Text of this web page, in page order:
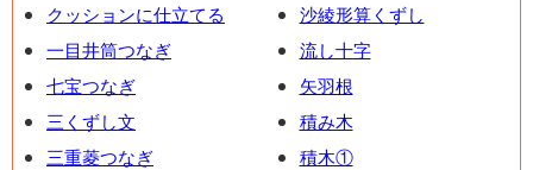
クッションに仕立てる
一目井筒つなぎ
七宝つなぎ
三くずし文
三重菱つなぎ
沙綾形算くずし
流し十字
矢羽根
積み木
積木①